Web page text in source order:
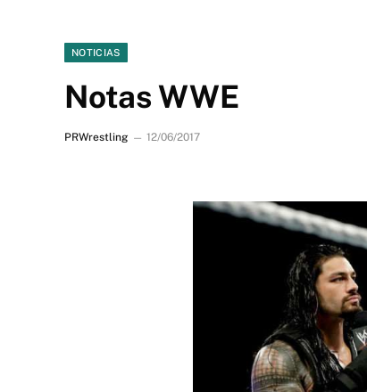
NOTICIAS
Notas WWE
PRWrestling 12/06/2017